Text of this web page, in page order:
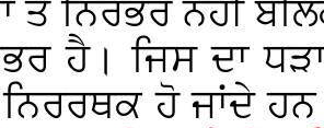
ਤੇ ਨਿਰਭਰ ਨਹੀ
ਹੈ। ਜਿਸ ਦਾ
ਹੋ ਜਾਂਦੇ